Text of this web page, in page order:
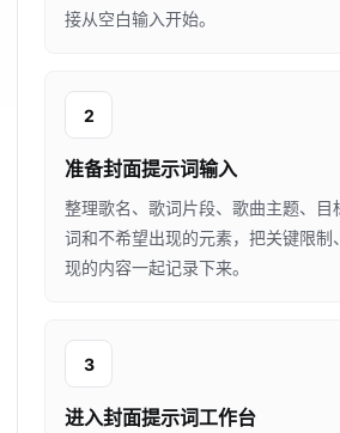
接从空白输入开始。
2
准备封面提示词输入
整理歌名、歌词片段、歌曲主题、目
词和不希望出现的元素，把关键限制
现的内容一起记录下来。
3
进入封面提示词工作台